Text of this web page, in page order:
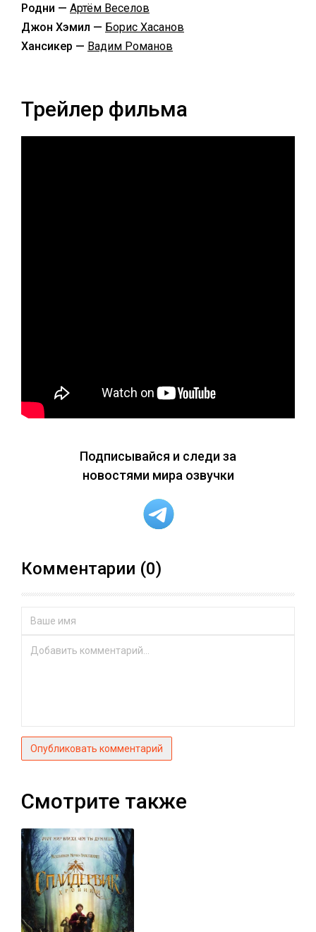
Родни — Артём Веселов
Джон Хэмил — Борис Хасанов
Хансикер — Вадим Романов
Трейлер фильма
Подписывайся и следи за
новостями мира озвучки
Комментарии (0)
Опубликовать комментарий
Смотрите также